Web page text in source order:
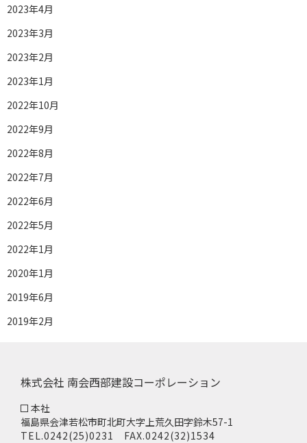
2023年4月
2023年3月
2023年2月
2023年1月
2022年10月
2022年9月
2022年8月
2022年7月
2022年6月
2022年5月
2022年1月
2020年1月
2019年6月
2019年2月
株式会社 南会西部建設コーポレーション
本社
福島県会津若松市町北町大字上荒久田字鈴木57-1
TEL.0242(25)0231
FAX.0242(32)1534